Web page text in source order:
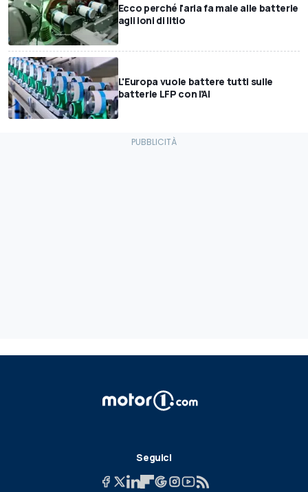
Ecco perché l'aria fa male alle batterie
agli ioni di litio
L'Europa vuole battere tutti sulle
batterie LFP con l'AI
Seguici